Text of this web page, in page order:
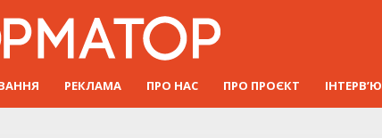
РЕКЛАМА ПРО НАС ПРО ПРОЄКТ ІНТЕРВ’Ю